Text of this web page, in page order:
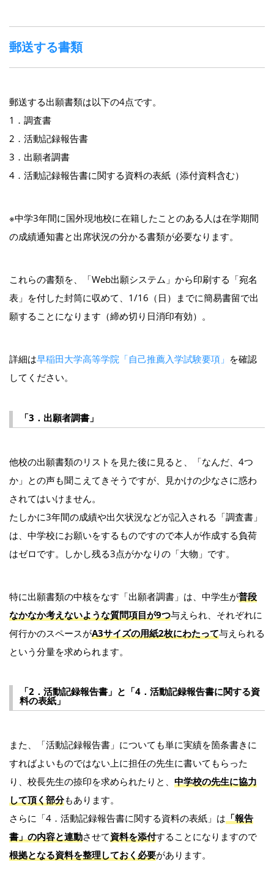
郵送する書類
郵送する出願書類は以下の4点です。
1．調査書
2．活動記録報告書
3．出願者調書
4．活動記録報告書に関する資料の表紙（添付資料含む）
※中学3年間に国外現地校に在籍したことのある人は在学期間
の成績通知書と出席状況の分かる書類が必要なります。
これらの書類を、「Web出願システム」から印刷する「宛名
表」を付した封筒に収めて、1/16（日）までに簡易書留で出
願することになります（締め切り日消印有効）。
詳細は早稲田大学高等学院「自己推薦入学試験要項」 を確認
してください。
「3．出願者調書」
他校の出願書類のリストを見た後に見ると、「なんだ、4つ
か」との声も聞こえてきそうですが、見かけの少なさに惑わ
されてはいけません。
たしかに3年間の成績や出欠状況などが記入される「調査書」
は、中学校にお願いをするものですので本人が作成する負荷
はゼロです。しかし残る3点がかなりの「大物」です。
特に出願書類の中核をなす「出願者調書」は、中学生が普段
なかなか考えないような質問項目が9つ与えられ、それぞれに
何行かのスペースがA3サイズの用紙2枚にわたって与えられる
という分量を求められます。
「2．活動記録報告書」と「4．活動記録報告書に関する資
料の表紙」
また、「活動記録報告書」についても単に実績を箇条書きに
すればよいものではない上に担任の先生に書いてもらった
り、校長先生の捺印を求められたりと、 中学校の先生に協力
して頂く部分もあります。
さらに「4．活動記録報告書に関する資料の表紙」は 「報告
書」の内容と連動させて資料を添付することになりますので
根拠となる資料を整理しておく必要があります。